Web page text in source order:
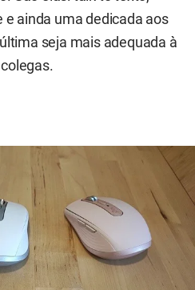
ainda uma dedicada aos
seja mais adequada à